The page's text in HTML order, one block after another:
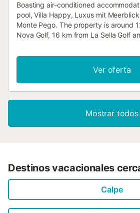
Boasting air-conditioned
pool, Villa Happy, Luxus mit
Monte Pego. The property is around
Nova Golf, 16 km from La Sella Golf
Ver oferta
Mostrar todos
Destinos vacacionales
Calpe